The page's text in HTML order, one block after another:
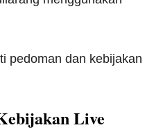
pedoman dan kebijakan
Live